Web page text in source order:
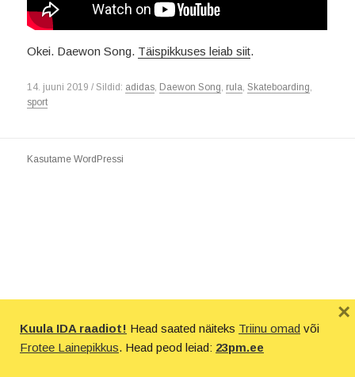
Okei. Daewon Song. Täispikkuses leiab siit.
14. juuni 2019 / Sildid: adidas, Daewon Song, rula,Skateboarding,
sport
Kasutame WordPressi
Kuula IDA raadiot! Head saated näiteks Triinu omad või
Frotee Lainepikkus. Head peod leiad: 23pm.ee
×